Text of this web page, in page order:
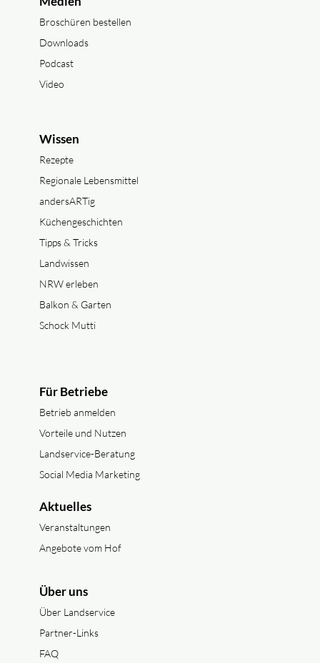
Broschüren bestellen
Downloads
Podcast
Video
Wissen
Rezepte
Regionale Lebensmittel
andersARTig
Küchengeschichten
Tipps & Tricks
Landwissen
NRW erleben
Balkon & Garten
Schock Mutti
Für Betriebe
Betrieb anmelden
Vorteile und Nutzen
Landservice-Beratung
Social Media Marketing
Aktuelles
Veranstaltungen
Angebote vom Hof
Über uns
Über Landservice
Partner-Links
FAQ